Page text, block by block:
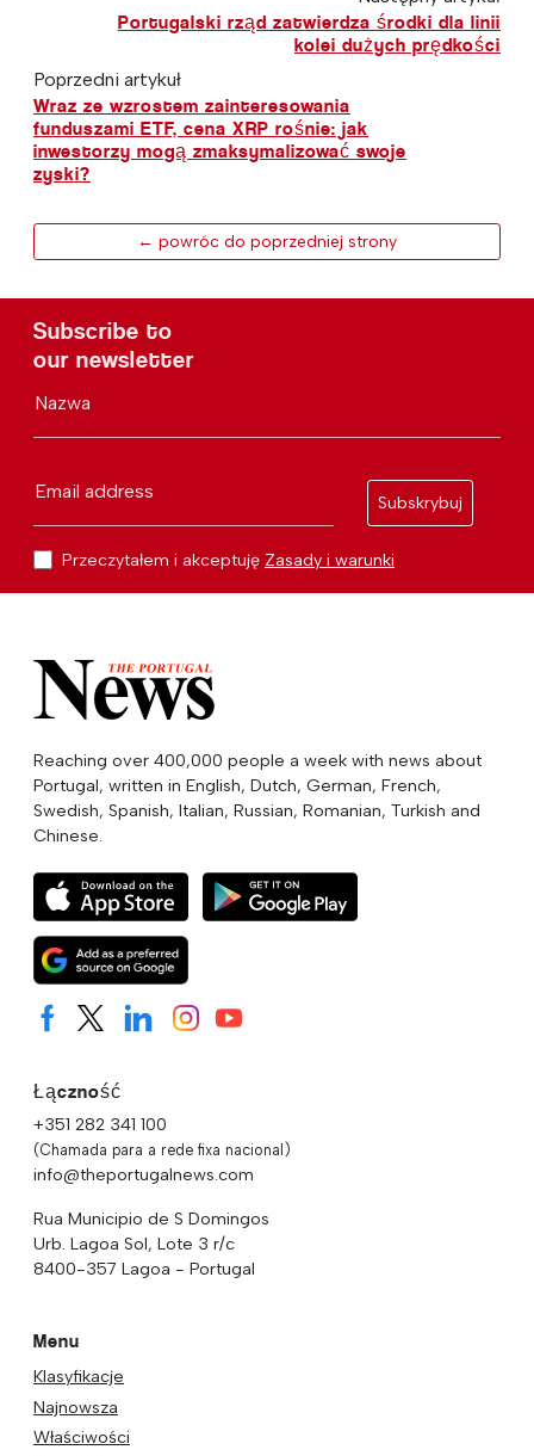
Portugalski rząd zatwierdza środki dla linii
kolei dużych prędkości
Poprzedni artykuł
Wraz ze wzrostem zainteresowania
funduszami ETF, cena XRP rośnie: jak
inwestorzy mogą zmaksymalizować swoje
zyski?
← powróc do poprzedniej strony
Subscribe to
our newsletter
Nazwa
Email address
Subskrybuj
Przeczytałem i akceptuję Zasady i warunki
Reaching over 400,000 people a week with news about
Portugal, written in English, Dutch, German, French,
Swedish, Spanish, Italian, Russian, Romanian, Turkish and
Chinese.
Łączność
+351 282 341 100
(Chamada para a rede fixa nacional)
info@theportugalnews.com
Rua Municipio de S Domingos
Urb. Lagoa Sol, Lote 3 r/c
8400-357 Lagoa - Portugal
Menu
Klasyfikacje
Najnowsza
Właściwości